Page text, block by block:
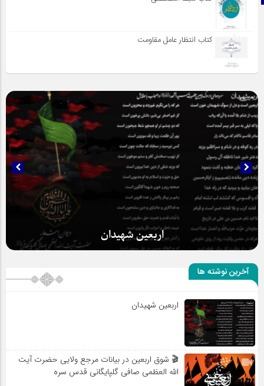
کتاب انتظار عامل مقاومت
حضور عاشقانه و مخلصانه مردم در مسیر اربعین
آخرین نوشته ها
اربعین شهیدان
🎬 شوق اربعین در بیانات مرجع ولایی حضرت آیت
الله العظمی صافی گلپایگانی قدس سره